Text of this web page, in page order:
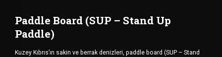
Paddle Board (SUP – Stand Up
Paddle)
Kuzey Kıbrıs’ın sakin ve berrak denizleri, paddle board (SUP – Stand